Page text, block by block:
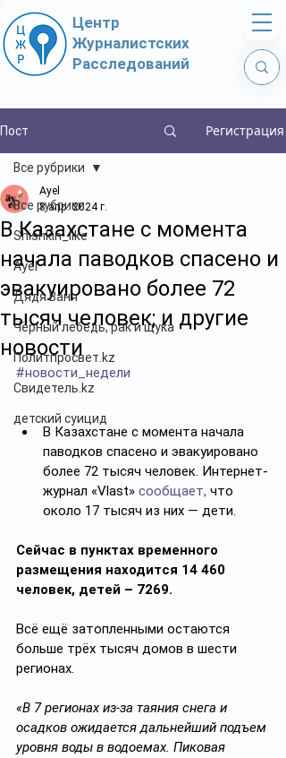
Центр
Журналистских
Расследований
Пост Регистрация
Все рубрики
Shishkin_like
Ayel
Дядя Ваня
Чёрный лебедь, рак и щука
Политпросвет.kz
Свидетель.kz
детский суицид
Все рубрики
В Казахстане с момента
начала паводков спасено и
эвакуировано более 72
тысяч человек; и другие
новости
Ayel
8 апр. 2024 г.
#новости_недели
В Казахстане с момента начала
паводков спасено и эвакуировано
более 72 тысяч человек. Интернет-
журнал «Vlast» сообщает, что
около 17 тысяч из них — дети.
Сейчас в пунктах временного
размещения находится 14 460
человек, детей – 7269.
Всё ещё затопленными остаются
больше трёх тысяч домов в шести
регионах.
«В 7 регионах из-за таяния снега и
осадков ожидается дальнейший подъем
уровня воды в водоемах. Пиковая